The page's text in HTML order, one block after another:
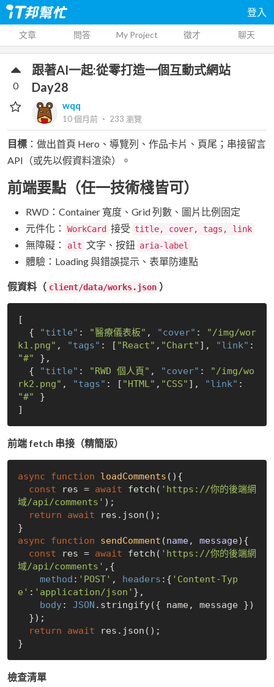
登入
文章 問答 My Project 徵才 聊天
跟著AI一起:從零打造一個互動式網站
Day28
wqq
10 個月前 ‧ 233 瀏覽
0
目標 ：做出首頁 Hero、導覽列、作品卡片、頁尾；串接留言
API（或先以假資料渲染）。
前端要點（任一技術棧皆可）
RWD：Container 寬度、Grid 列數、圖片比例固定
元件化：
WorkCard 接受 title, cover, tags, link
無障礙： alt 文字、按鈕 aria-label
體驗：Loading 與錯誤提示、表單防連點
假資料（ client/data/works.json ）
[
  {
"title" : "醫療儀表板" , "cover" :
"/img/wor
k1.png" , "tags" : [ "React" , "Chart" ], "link"
"#" },
  {
"title" : "RWD 個人頁" , "cover" :
"/img/wo
rk2.png" , "tags" : [ "HTML" , "CSS" ], "link"
"#" }
前端 fetch 串接（精簡版）
async function loadComments ( ) {
const res = await fetch( 'https://你的後端網
域/api/comments' );
return
await res.json();
async
function sendComment (name, message) {
const res = await fetch( 'https://你的後端網
域/api/comments' ,{
method : 'POST' , headers :{ 'Content-Typ
e' : 'application/json' },
body: JSON .stringify({ name, message })
return
await res.json();
檢查清單